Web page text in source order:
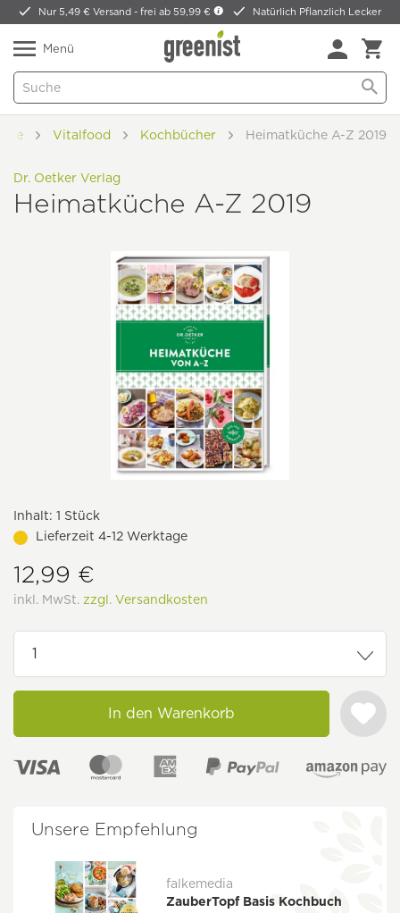
Nur 5,49 € Versand -frei ab 59,99 € Natürlich Pflanzlich Lecker
Menü
Vitalfood Kochbücher Heimatküche A-Z 2019
Dr. Oetker Verlag
Heimatküche A-Z 2019
Inhalt: 1 Stück
Lieferzeit 4-12 Werktage
12,99 €
inkl. MwSt. zzgl. Versandkosten
In den Warenkorb
Unsere Empfehlung
falkemedia
ZauberTopf Basis Kochbuch